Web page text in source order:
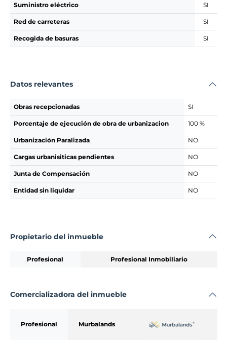
Suministro eléctrico SI
Red de carreteras SI
Recogida de basuras SI
Datos relevantes
Obras recepcionadas SI
Porcentaje de ejecución de obra de urbanizacion 100 %
Urbanización Paralizada NO
Cargas urbanisiticas pendientes NO
Junta de Compensación NO
Entidad sin liquidar NO
Propietario del inmueble
Profesional Profesional Inmobiliario
Comercializadora del inmueble
Profesional Murbalands